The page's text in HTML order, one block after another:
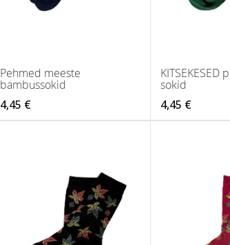
Pehmed meeste
bambussokid
4,45 €
KITSEKESED
sokid
4,45 €